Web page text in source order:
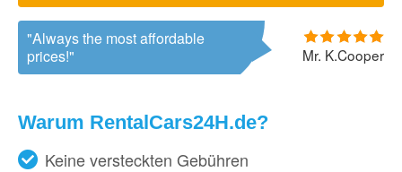
Always the most affordable
prices!
Mr. K.Cooper
Warum RentalCars24H.de?
Keine versteckten Gebühren